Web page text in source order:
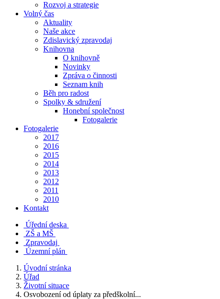
Rozvoj a strategie
Volný čas
Aktuality
Naše akce
Zdislavický zpravodaj
Knihovna
O knihovně
Novinky
Zpráva o činnosti
Seznam knih
Běh pro radost
Spolky & sdružení
Honební společnost
Fotogalerie
Fotogalerie
2017
2016
2015
2014
2013
2012
2011
2010
Kontakt
Úřední deska
ZŠ a MŠ
Zpravodaj
Územní plán
Úvodní stránka
Úřad
Životní situace
Osvobození od úplaty za předškolní...